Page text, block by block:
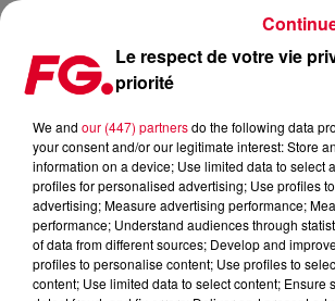
DAVID GUETTA RECONDUIT SA RÉSIDENCE
Publié : 10 février 2026 à 17h09 par
Le respect de votre vie
priorité
We and our (447) partnersdo the following data
your consent and/or our legitimate interest: Store
information on a device; Use limited data to select
profiles for personalised advertising; Use profiles
advertising; Measure advertising performance;
performance; Understand audiences through
of data from different sources; Develop and
profiles to personalise content; Use profiles to
content; Use limited data to select content; Ensure